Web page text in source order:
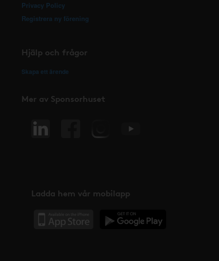
Privacy Policy
Registrera ny förening
Hjälp och frågor
Skapa ett ärende
Mer av Sponsorhuset
Ladda hem vår mobilapp